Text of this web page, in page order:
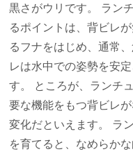
黒さがウリです。 ラン
るポイントは、背ビレ
るフナをはじめ、通常
レは水中での姿勢を安
す。 ところが、ランチ
要な機能をもつ背ビレ
変化だといえます。 ラ
を育てると、なめらか